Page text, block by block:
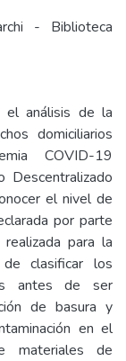
- Biblioteca
el análisis de la
domiciliarios
COVID-19
Descentralizado
el nivel de
por parte
para la
clasificar los
antes de ser
de basura y
en el
materiales de